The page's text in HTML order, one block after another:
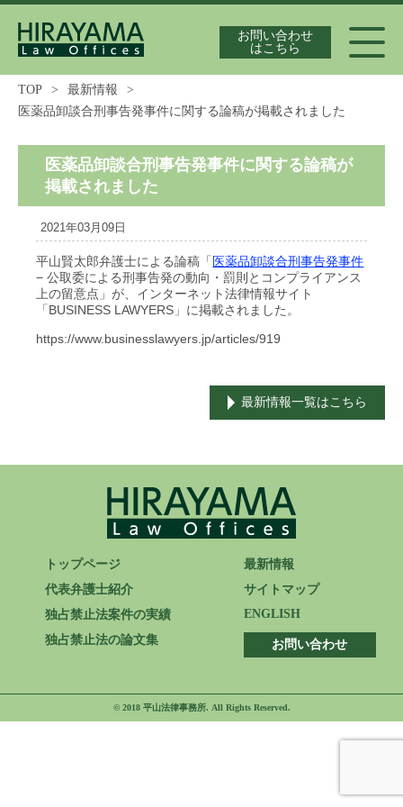
お問い合わせ
はこちら
代表弁護士紹介
独占禁止法案件の実績
最新情報
TOP > 最新情報
>
医薬品卸談合刑事告発事件に関する論稿が掲載されました
医薬品卸談合刑事告発事件に関する論稿が
掲載されました
2021年03月09日
平山賢太郎弁護士による論稿「 医薬品卸談合刑事告発事件
− 公取委による刑事告発の動向・罰則とコンプライアンス
上の留意点」が、インターネット法律情報サイト
「BUSINESS LAWYERS」に掲載されました。
https://www.businesslawyers.jp/articles/919
最新情報一覧はこちら
トップページ
代表弁護士紹介
独占禁止法案件の実績
独占禁止法の論文集
最新情報
サイトマップ
ENGLISH
お問い合わせ
© 2018 平山法律事務所. All Rights Reserved.